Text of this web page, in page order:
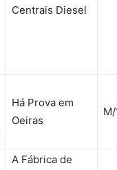
Centrais Diesel
Há Prova em
Oeiras
A Fábrica de